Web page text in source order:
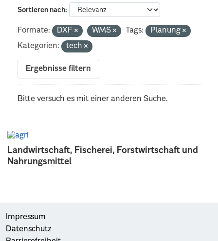
Landwirtschaft, Fischerei, Forstwirtschaft und
Nahrungsmittel
Sortieren nach
Formate: DXF WMS Tags:
Planung
Kategorien:
tech
Ergebnisse filtern
Bitte versuch es mit einer anderen Suche.
Impressum
Datenschutz